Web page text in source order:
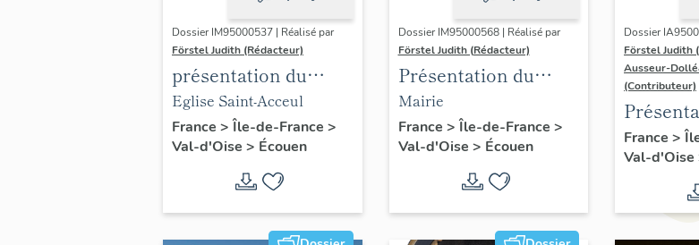
Dossier IM95000537 | Réalisé par
Förstel Judith (Rédacteur)
présentation du
mobilier de l'église
d'Ecouen
Eglise Saint-Acceul
France > Île-de-France >
Val-d'Oise > Écouen
Dossier IM95000568 | Réalisé par
Förstel Judith (Rédacteur)
Présentation du
mobilier de la mairie
d'Ecouen
Mairie
France > Île-de-France >
Val-d'Oise > Écouen
Dossier
Förstel Judith
Ausseur-
(Contributeur)
l'étude
France >
Val-d'Oise